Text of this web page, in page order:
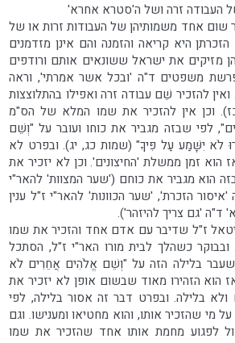
העבודה זרה ושל ה'סטרא אחרא'
שום אחד משמותיהן של העבודות זרות או של
היא קריאה והזמנה והם אינן מזדמנים
מזיקים את ישראל ששונאים אותם ורודפים
משפטים ד"ה 'ובכל אשר אמרתי', וראה
להזכיר שֵׁם עבודה זרה ואפילו בהתלוצצות
וכן אין להזכיר את שמו המלא של הס"מ
לפי שבזה מגביר את כוחו ועובר על "וְשֵׁם
לֹא יִשָּׁמַע עַל פִּיךָ" (שמות כג, יג). ובפרט לא
הוא זמן ממשלת 'החיצונים'. וכן לא יזכיר את
הוא מגביר את כוחם ('שער המצוות' להאר"י
הזכרת', 'שער הכוונות' להאר"י ז"ל ענין
ד"ה 'גם צריך להיזהר').
ז"ל שדיבר עם אדם אחד והזכיר את שמו
כשהלך לבית מורו האר"י ז"ל, הסתכל
בלילה הזה על "וְשֵׁם אֱלֹהִים אֲחֵרִים לֹא
הוא הזהירו מאוד שבשום אופן לא יזכיר את
ולא בלילה. ובפרט דבר זה אסור בלילה, לפי
מי שהזכיר אותו, והוא מחטיאו ומענישו. וגם
לפגוע מחמת אותו אחד שהזכיר את שמו